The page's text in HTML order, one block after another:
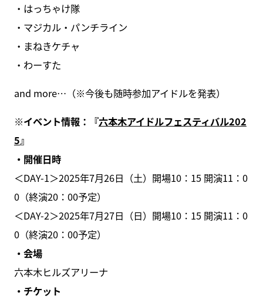
・はっちゃけ隊
・マジカル・パンチライン
・まねきケチャ
・わーすた
and more…（※今後も随時参加アイドルを発表）
※イベント情報：『六本木アイドルフェスティバル202
5』
・開催日時
＜DAY-1＞2025年7月26日（土）開場10：15 開演11：0
0（終演20：00予定）
＜DAY-2＞2025年7月27日（日）開場10：15 開演11：0
0（終演20：00予定）
・会場
六本木ヒルズアリーナ
・チケット